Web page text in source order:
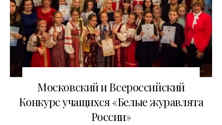
29.10.2018
Московский и Всероссийский
Конкурс учащихся «Белые журавлята
России»